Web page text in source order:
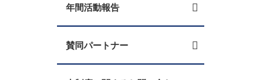
年間活動報告
賛同パートナー